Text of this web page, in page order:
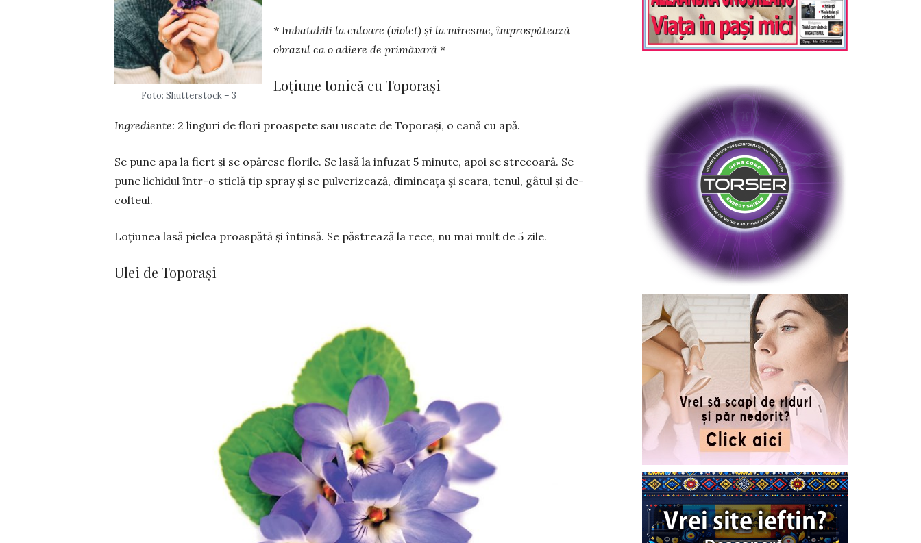
Foto: Shutterstock – 3
* Imbatabili la culoare (violet) și la miresme, împrospătează
obrazul ca o adiere de primăvară *
Loțiune tonică cu Toporași
Ingrediente: 2 linguri de flori proas­pete sau uscate de Toporași, o cană cu apă.
Se pune apa la fiert și se opăresc florile. Se lasă la infuzat 5 minute, apoi se strecoară. Se
pune lichidul în­tr-o sticlă tip spray și se pulverizează, dimineața și seara, tenul, gâtul și de­
colteul.
Loțiunea lasă pielea proaspătă și întinsă. Se păstrează la rece, nu mai mult de 5 zile.
Ulei de Toporași